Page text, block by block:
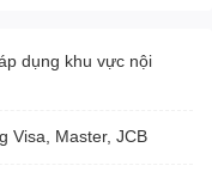
dụng khu vực nội
Visa, Master, JCB